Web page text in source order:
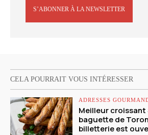
S’ABONNER À LA NEWSLETTER
CELA POURRAIT VOUS INTÉRESSER
ADRESSES
Meilleur croissant
baguette de
billetterie est